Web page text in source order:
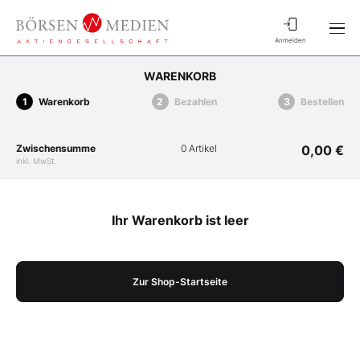
Anmelden
WARENKORB
Warenkorb Bezahlen Bestellen
Zwischensumme
inkl. MwSt.
0 Artikel 0,00 €
Ihr Warenkorb ist leer
Zur Shop-Startseite